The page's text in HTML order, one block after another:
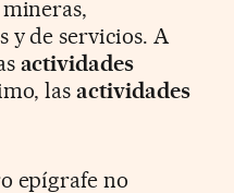
y de servicios. A
actividades
lasactividades
epígrafe no